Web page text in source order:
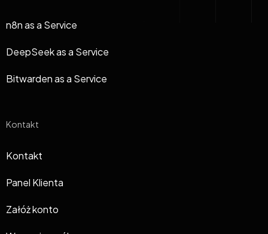
n8n as a Service
DeepSeek as a Service
Bitwarden as a Service
Kontakt
Kontakt
Panel Klienta
Załóż konto